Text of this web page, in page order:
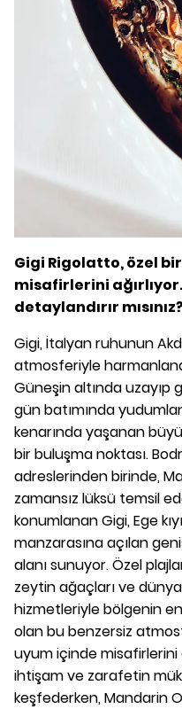
Gigi Rigolatto, özel
misafirlerini
detaylandırır mısınız?
Gigi, İtalyan ruhunun
atmosferiyle
Güneşin altında uzayıp
gün batımında
kenarında yaşanan
bir buluşma noktası.
adreslerinden birinde,
zamansız lüksü temsil
konumlanan Gigi, Ege
manzarasına açılan
alanı sunuyor. Özel
zeytin ağaçları ve dünya
hizmetleriyle bölgenin
olan bu benzersiz
uyum içinde misafirlerini
ihtişam ve zarafetin
keşfederken, Mandarin